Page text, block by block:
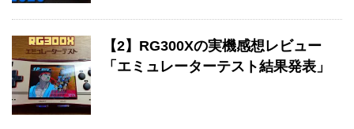
【2】RG300Xの実機感想レビュー
「エミュレーターテスト結果発表」